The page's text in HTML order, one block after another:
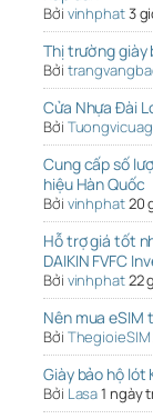
Bởi vinhphat3
Thị trường giày
Bởi
Cửa Nhựa Đài
Bởi
Cung cấp số
hiệu Hàn Quốc
Bởi vinhphat20
Hỗ trợ giá tốt
DAIKIN FVFC
Bởi vinhphat22
Nên mua eSIM
Bởi ThegioieSIM
Giày bảo hộ lót
Bởi Lasa1 ngày